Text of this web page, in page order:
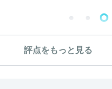
評点をもっと見る